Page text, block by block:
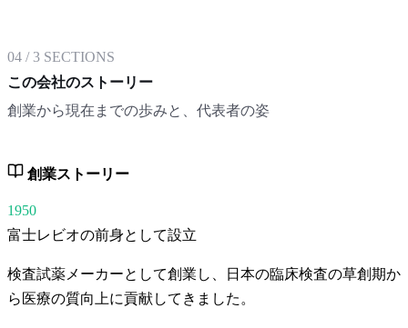
04 /3 SECTIONS
この会社のストーリー
創業から現在までの歩みと、代表者の姿
創業ストーリー
1950
富士レビオの前身として設立
検査試薬メーカーとして創業し、日本の臨床検査の草創期か
ら医療の質向上に貢献してきました。